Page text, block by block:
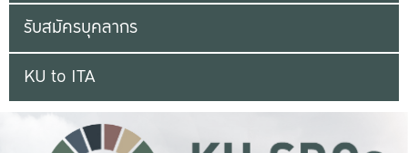
รับสมัครบุคลากร
KU to ITA